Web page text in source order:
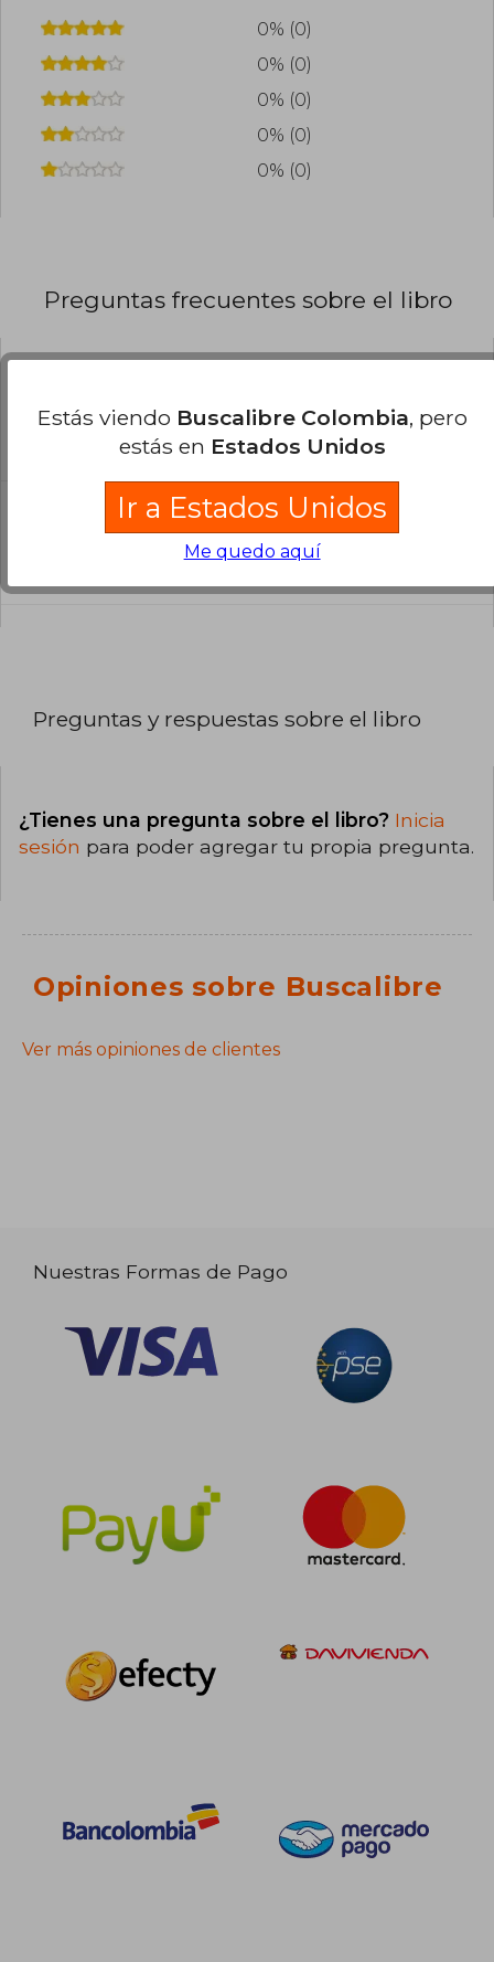
0% (0)
0% (0)
0% (0)
0% (0)
0% (0)
Preguntas frecuentes sobre el libro
Todos los libros de nuestro
catálogo son Originales.
¿En qué Idioma está escrito el
Preguntas y respuestas sobre el libro
¿Tienes una pregunta sobre el libro? Inicia
sesión para poder agregar tu propia pregunta.
Opiniones sobre Buscalibre
Ver más opiniones de clientes
Nuestras Formas de Pago
Estás viendo Buscalibre Colombia, pero
estás en Estados Unidos
Ir a Estados Unidos
Me quedo aquí